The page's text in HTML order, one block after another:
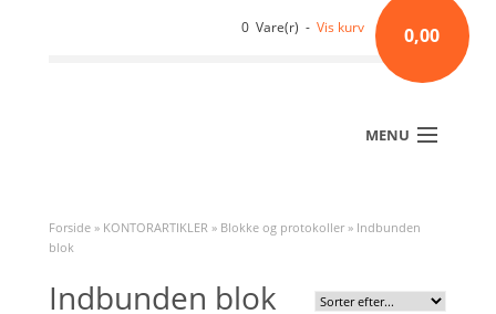
0 Vare(r) -Vis kurv 0,00
MENU
Forside » KONTORARTIKLER » Blokke og protokoller » Indbunden
blok
Indbunden blok